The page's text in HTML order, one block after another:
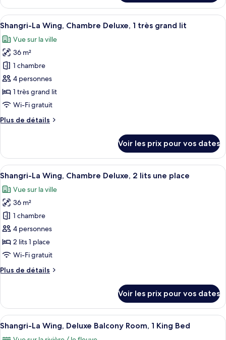
Room
2
Twin
Beds
le
type
de
chambre
Krungthep
River
View
Room
2
Twin
Beds
Afficher
toutes
les
photos
pour
ce
type
de
chambre :
Shangri-
Chambre
Deluxe,
1
très
grand
lit
Une chambre d’hôtel avec un
7
Shangri-La Wing, Chambre Deluxe, 1 très grand lit
Vue sur la ville
36 m²
1 chambre
4 personnes
1 très grand lit
Wi-Fi gratuit
Plus de détails
Plus
le
type
de
chambre
Shangri-
La
Wing,
Chambre
Deluxe,
très
grand
Voir les prix pour vos dates
Afficher
toutes
les
photos
pour
ce
type
de
chambre :
Shangri-
Chambre
Deluxe,
2
Une chambre d’hôtel avec deux lits,
8
Shangri-La Wing, Chambre Deluxe, 2 lits une place
Vue sur la ville
36 m²
1 chambre
4 personnes
2 lits 1 place
Wi-Fi gratuit
Plus de détails
Plus
le
type
de
chambre
Voir les prix pour vos dates
Afficher
toutes
Une chambre d’hôtel avec un
9
Shangri-La Wing, Deluxe Balcony Room, 1 King Bed